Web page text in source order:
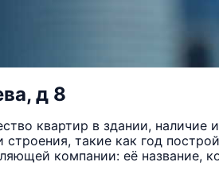
д 8
квартир в здании, наличие
такие как год
компании: её название,